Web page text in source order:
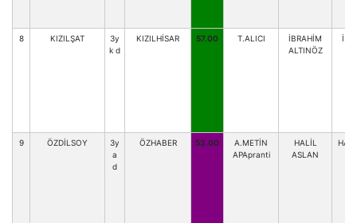
8 KIZILŞAT
3y
k d
KIZILHİSAR 57.00 T.ALICI
İBRAHİM
ALTINÖZ
9 ÖZDİLSOY
3y
a
d
ÖZHABER 53.00
A.METİN
APApranti
HALİL
ASLAN